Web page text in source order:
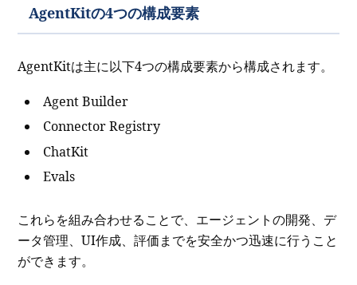
AgentKitの4つの構成要素
AgentKitは主に以下4つの構成要素から構成されます。
Agent Builder
Connector Registry
ChatKit
Evals
これらを組み合わせることで、エージェントの開発、デ
ータ管理、UI作成、評価までを安全かつ迅速に行うこと
ができます。